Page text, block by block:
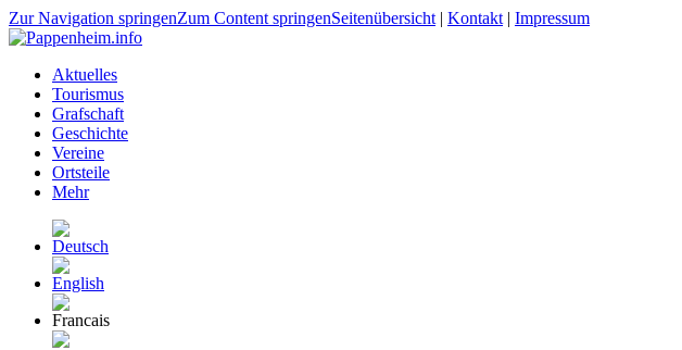
Zur Navigation springenZum Content springenSeitenübersicht | Kontakt | Impressum
Aktuelles
Tourismus
Grafschaft
Geschichte
Vereine
Ortsteile
Mehr